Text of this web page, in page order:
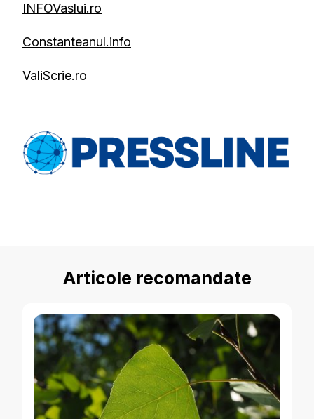
INFOVaslui.ro
Constanteanul.info
ValiScrie.ro
Articole recomandate